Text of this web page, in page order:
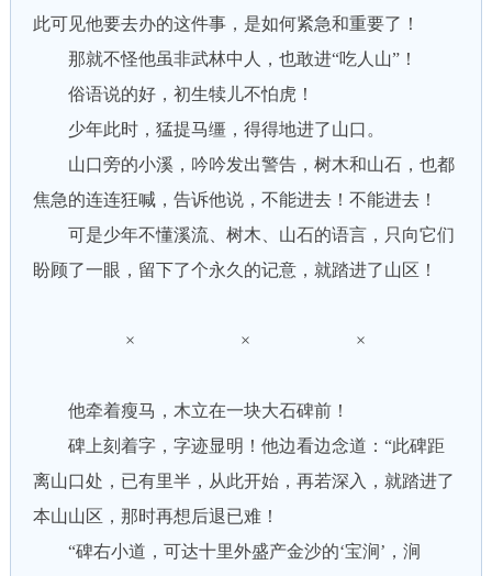
此可见他要去办的这件事，是如何紧急和重要了！
那就不怪他虽非武林中人，也敢进“吃人山”！
俗语说的好，初生犊儿不怕虎！
少年此时，猛提马缰，得得地进了山口。
山口旁的小溪，吟吟发出警告，树木和山石，也都
焦急的连连狂喊，告诉他说，不能进去！不能进去！
可是少年不懂溪流、树木、山石的语言，只向它们
盼顾了一眼，留下了个永久的记意，就踏进了山区！
× × ×
他牵着瘦马，木立在一块大石碑前！
碑上刻着字，字迹显明！他边看边念道：“此碑距
离山口处，已有里半，从此开始，再若深入，就踏进了
本山山区，那时再想后退已难！
“碑右小道，可达十里外盛产金沙的‘宝涧’，涧